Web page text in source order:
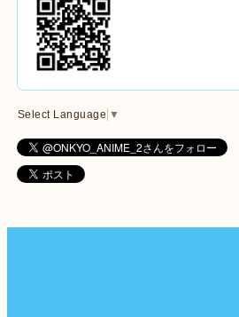
Select Language ▼